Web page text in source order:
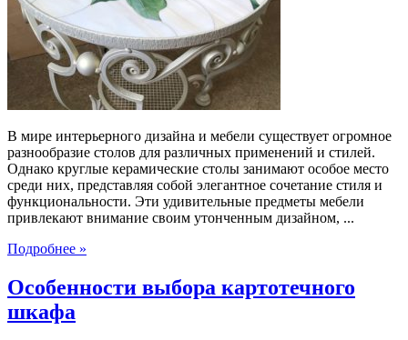
столы:
элегантное
сочетание
стиля
и
функциональности
В мире интерьерного дизайна и мебели существует огромное
разнообразие столов для различных применений и стилей.
Однако круглые керамические столы занимают особое место
среди них, представляя собой элегантное сочетание стиля и
функциональности. Эти удивительные предметы мебели
привлекают внимание своим утонченным дизайном, ...
Подробнее »
Особенности выбора картотечного
шкафа